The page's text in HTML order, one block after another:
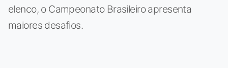
elenco, o Campeonato Brasileiro apresenta
maiores desafios.